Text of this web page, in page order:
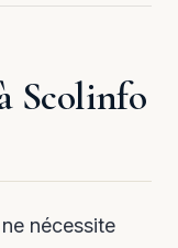
Scolinfo
nécessite